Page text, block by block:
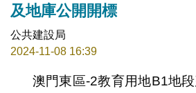
及地庫公開開標
公共建設局
2024-11-08 16:39
澳門東區-2教育用地B1地